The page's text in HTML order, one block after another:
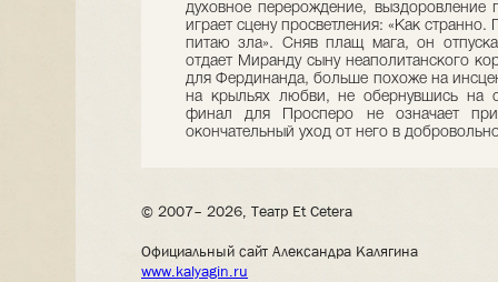
духовное перерождение, выздоровление
играет сцену просветления: «Как
питаю зла». Сняв плащ мага, он
отдает Миранду сыну неаполитанского
для Фердинанда, больше похоже на
на крыльях любви, не обернувшись на
финал для Просперо не означает
окончательный уход от него в
© 2007– 2026, Театр Et Cetera
Официальный сайт Александра Калягина
www.kalyagin.ru